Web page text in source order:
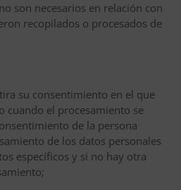
son necesarios en relación con
recopilados o procesados de
su consentimiento en el que
cuando el procesamiento se
de la persona
de los datos personales
específicos y si no hay otra